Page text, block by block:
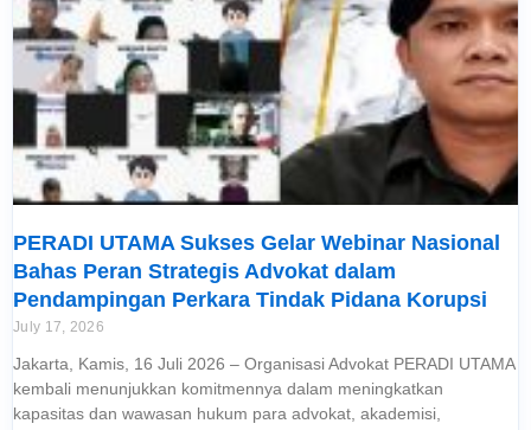
PERADI UTAMA Sukses Gelar Webinar Nasional
Bahas Peran Strategis Advokat dalam
Pendampingan Perkara Tindak Pidana Korupsi
July 17, 2026
Jakarta, Kamis, 16 Juli 2026 – Organisasi Advokat PERADI UTAMA
kembali menunjukkan komitmennya dalam meningkatkan
kapasitas dan wawasan hukum para advokat, akademisi,